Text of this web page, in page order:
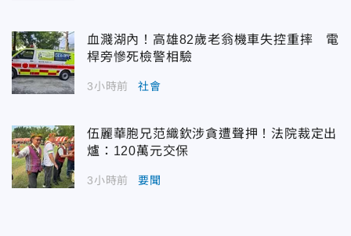
血濺湖內！高雄82歲老翁機車失控重摔 電
桿旁慘死檢警相驗
3小時前 社會
伍麗華胞兄范織欽涉貪遭聲押！法院裁定出
爐：120萬元交保
3小時前 要聞